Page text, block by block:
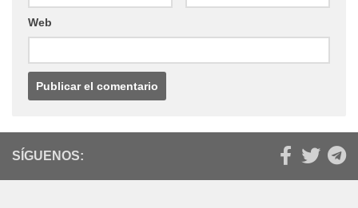
Web
SÍGUENOS: